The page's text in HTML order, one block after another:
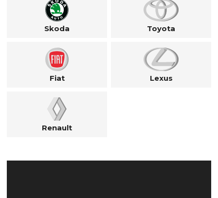
Skoda Toyota
Fiat Lexus
Renault